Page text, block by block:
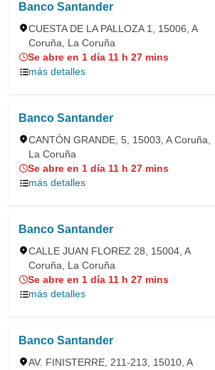
Banco Santander
CUESTA DE LA PALLOZA 1, 15006, A
Coruña, La Coruña
Se abre en 1 día 11 h 27 mins
más detalles
Banco Santander
CANTÓN GRANDE, 5, 15003, A Coruña,
La Coruña
Se abre en 1 día 11 h 27 mins
más detalles
Banco Santander
CALLE JUAN FLOREZ 28, 15004, A
Coruña, La Coruña
Se abre en 1 día 11 h 27 mins
más detalles
Banco Santander
AV. FINISTERRE, 211-213, 15010, A